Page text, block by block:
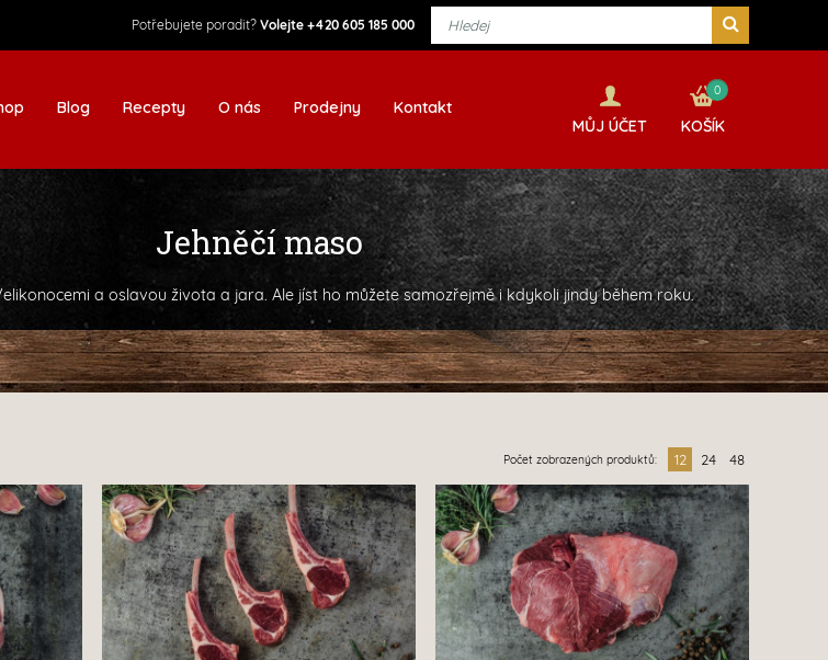
Potřebujete poradit? Volejte +420 605 185 000
0
KOŠÍK
MŮJ ÚČET
Blog Recepty O nás Prodejny Kontakt
Jehněčí maso
a oslavou života a jara. Ale jíst ho můžete samozřejmě i kdykoli jindy během roku.
Počet zobrazených produktů: 12 24 48